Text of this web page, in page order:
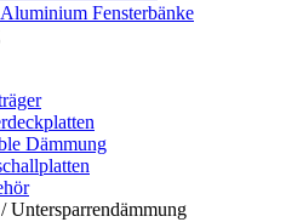
Fensterbänke
Dämmung
Untersparrendämmung